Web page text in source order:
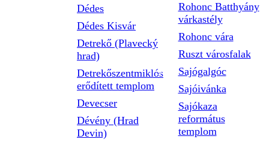
Dédes
Dédes Kisvár
Detrekő (Plavecký
hrad)
Detrekőszentmiklós
erődített templom
Devecser
Dévény (Hrad
Devin)
Rohonc Batthyány
várkastély
Rohonc vára
Ruszt városfalak
Sajógalgóc
Sajóivánka
Sajókaza
református
templom